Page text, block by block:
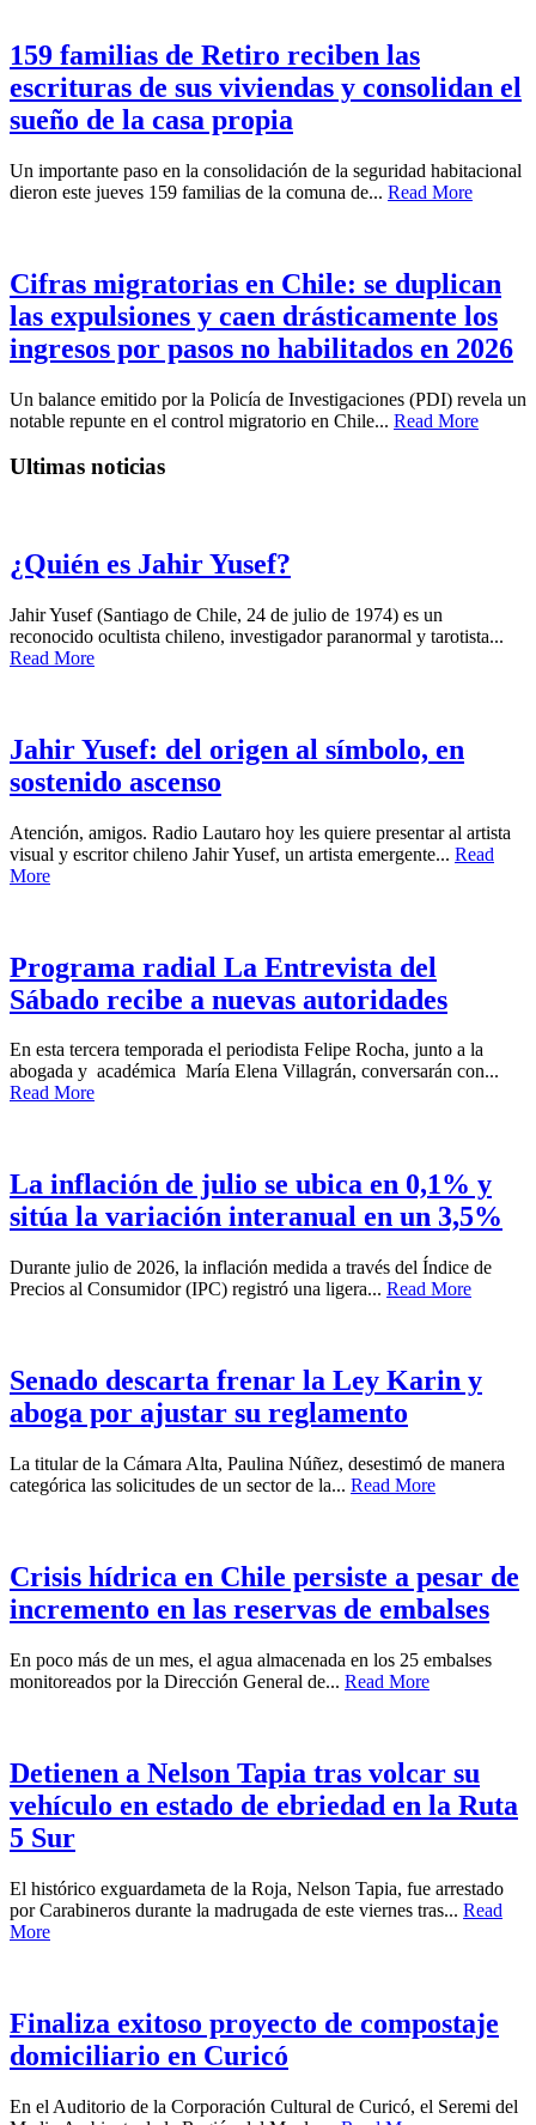
159 familias de Retiro reciben las
escrituras de sus viviendas y consolidan el
sueño de la casa propia
Un importante paso en la consolidación de la seguridad habitacional
dieron este jueves 159 familias de la comuna de... Read More
Cifras migratorias en Chile: se duplican
las expulsiones y caen drásticamente los
ingresos por pasos no habilitados en 2026
Un balance emitido por la Policía de Investigaciones (PDI) revela un
notable repunte en el control migratorio en Chile... Read More
Ultimas noticias
¿Quién es Jahir Yusef?
Jahir Yusef (Santiago de Chile, 24 de julio de 1974) es un
reconocido ocultista chileno, investigador paranormal y tarotista...
Read More
Jahir Yusef: del origen al símbolo, en
sostenido ascenso
Atención, amigos. Radio Lautaro hoy les quiere presentar al artista
visual y escritor chileno Jahir Yusef, un artista emergente... Read
More
Programa radial La Entrevista del
Sábado recibe a nuevas autoridades
En esta tercera temporada el periodista Felipe Rocha, junto a la
abogada y académica María Elena Villagrán, conversarán con...
Read More
La inflación de julio se ubica en 0,1% y
sitúa la variación interanual en un 3,5%
Durante julio de 2026, la inflación medida a través del Índice de
Precios al Consumidor (IPC) registró una ligera... Read More
Senado descarta frenar la Ley Karin y
aboga por ajustar su reglamento
La titular de la Cámara Alta, Paulina Núñez, desestimó de manera
categórica las solicitudes de un sector de la... Read More
Crisis hídrica en Chile persiste a pesar de
incremento en las reservas de embalses
En poco más de un mes, el agua almacenada en los 25 embalses
monitoreados por la Dirección General de... Read More
Detienen a Nelson Tapia tras volcar su
vehículo en estado de ebriedad en la Ruta
5 Sur
El histórico exguardameta de la Roja, Nelson Tapia, fue arrestado
por Carabineros durante la madrugada de este viernes tras... Read
More
Finaliza exitoso proyecto de compostaje
domiciliario en Curicó
En el Auditorio de la Corporación Cultural de Curicó, el Seremi del